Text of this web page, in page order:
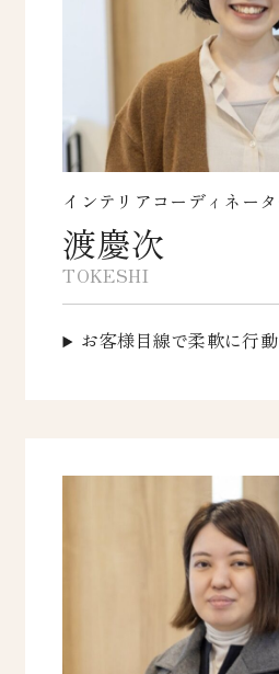
インテリアコーディネー
渡慶次
TOKESHI
お客様目線で柔軟に行